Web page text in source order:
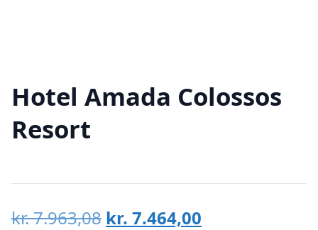
Hotel Amada Colossos
Resort
kr.7.963,08 Den
kr. 7.464,00